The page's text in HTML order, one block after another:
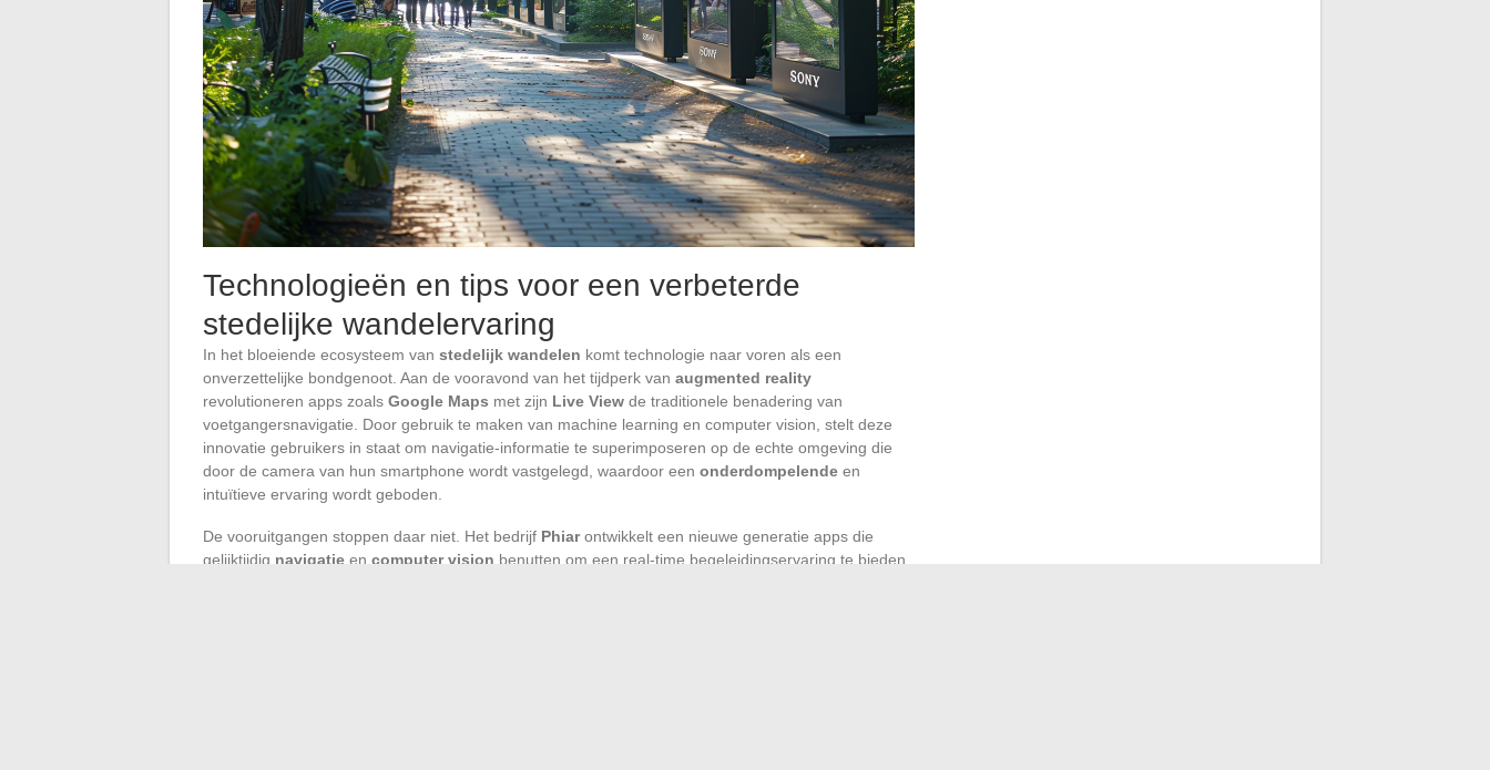
Technologieën en tips voor een verbeterde
stedelijke wandelervaring
In het bloeiende ecosysteem van stedelijk wandelen komt technologie naar voren als een
onverzettelijke bondgenoot. Aan de vooravond van het tijdperk van augmented reality
revolutioneren apps zoals Google Maps met zijn Live View de traditionele benadering van
voetgangersnavigatie. Door gebruik te maken van machine learning en computer vision, stelt deze
innovatie gebruikers in staat om navigatie-informatie te superimposeren op de echte omgeving die
door de camera van hun smartphone wordt vastgelegd, waardoor een onderdompelende en
intuïtieve ervaring wordt geboden.
De vooruitgangen stoppen daar niet. Het bedrijf Phiarontwikkelt een nieuwe generatie apps die
gelijktijdig navigatie en computer vision benutten om een real-time begeleidingservaring te bieden.